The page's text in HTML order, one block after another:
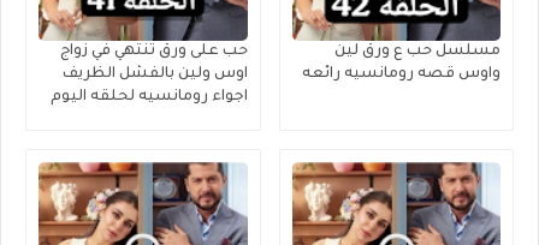
مسلسل حب ع ورق لين
واوس قصه رومانسيه رائعه
حب على ورق تنتهي في زواج
اوس ولين بالفشل الظريف
اجواء رومانسيه لحلقه اليوم